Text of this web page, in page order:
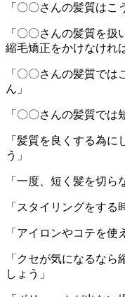
「〇〇さんの髪質はこ
「〇〇さんの髪質を
縮毛矯正をかけなけれ
「〇〇さんの髪質で
ん」
「〇〇さんの髪質では
「髪質を良くする為に
う」
「一度、短く髪を切ら
「スタイリングをする
「アイロンやコテを使
「クセが気になるな
しょう」